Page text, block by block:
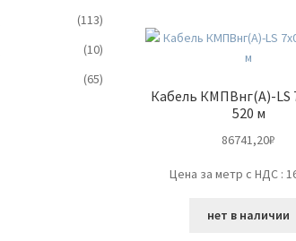
Кабель КМПВнг(А)-LS
520 м
86741,20₽
Цена за метр с НДС :
нет в наличии
(113)
(10)
(65)